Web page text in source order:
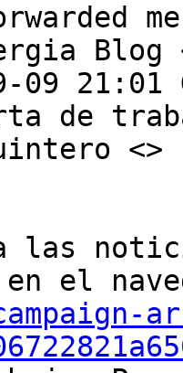
Blog
09 21:01
de
<>
las
el